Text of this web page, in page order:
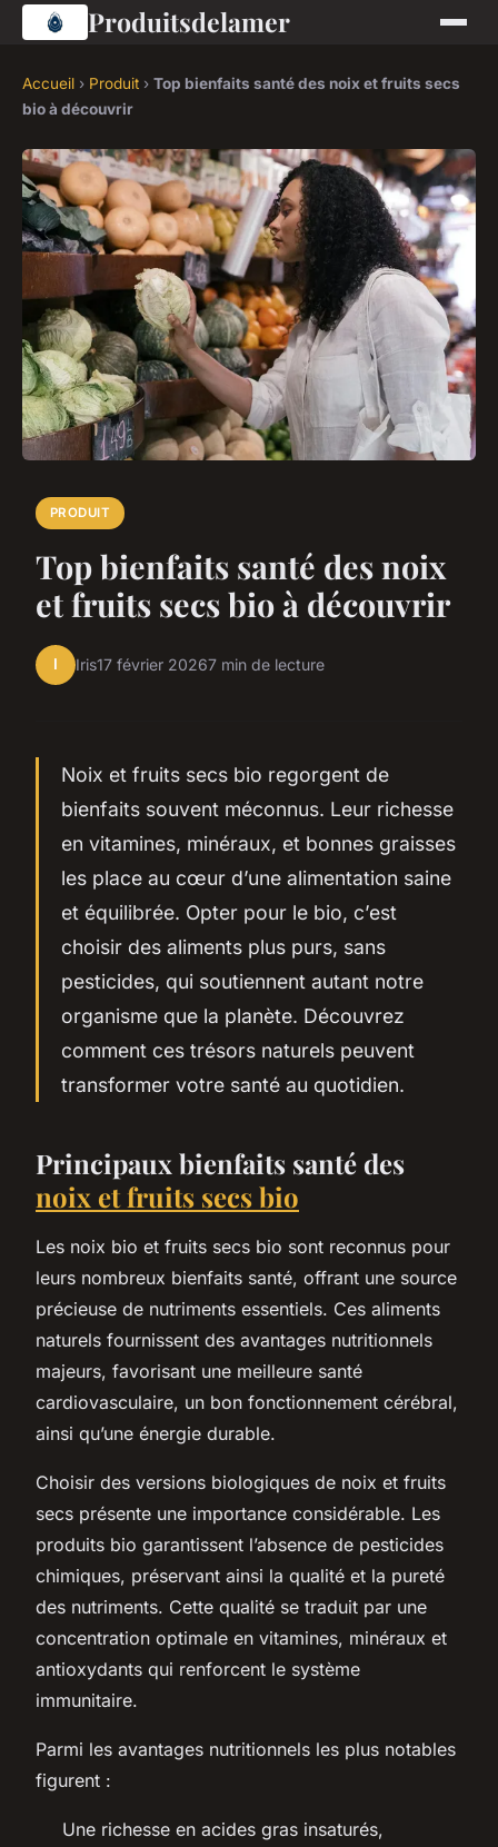
Produitsdelamer
Accueil › Produit › Top bienfaits santé des noix et fruits secs
bio à découvrir
PRODUIT
Top bienfaits santé des noix
et fruits secs bio à découvrir
I Iris17 février 20267 min de lecture
Noix et fruits secs bio regorgent de
bienfaits souvent méconnus. Leur richesse
en vitamines, minéraux, et bonnes graisses
les place au cœur d’une alimentation saine
et équilibrée. Opter pour le bio, c’est
choisir des aliments plus purs, sans
pesticides, qui soutiennent autant notre
organisme que la planète. Découvrez
comment ces trésors naturels peuvent
transformer votre santé au quotidien.
Principaux bienfaits santé des
noix et fruits secs bio
Les noix bio et fruits secs bio sont reconnus pour
leurs nombreux bienfaits santé, offrant une source
précieuse de nutriments essentiels. Ces aliments
naturels fournissent des avantages nutritionnels
majeurs, favorisant une meilleure santé
cardiovasculaire, un bon fonctionnement cérébral,
ainsi qu’une énergie durable.
Choisir des versions biologiques de noix et fruits
secs présente une importance considérable. Les
produits bio garantissent l’absence de pesticides
chimiques, préservant ainsi la qualité et la pureté
des nutriments. Cette qualité se traduit par une
concentration optimale en vitamines, minéraux et
antioxydants qui renforcent le système
immunitaire.
Parmi les avantages nutritionnels les plus notables
figurent :
Une richesse en acides gras insaturés,